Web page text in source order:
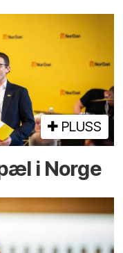
PLUSS
i Norge